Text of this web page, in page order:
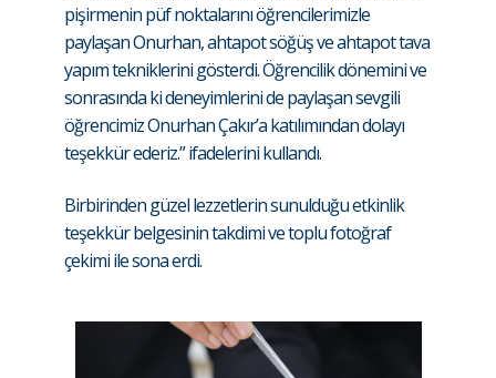
pişirmenin püf noktalarını öğrencilerimizle
paylaşan Onurhan, ahtapot söğüş ve ahtapot tava
yapım tekniklerini gösterdi. Öğrencilik dönemini ve
sonrasında ki deneyimlerini de paylaşan sevgili
öğrencimiz Onurhan Çakır’a katılımından dolayı
teşekkür ederiz.” ifadelerini kullandı.
Birbirinden güzel lezzetlerin sunulduğu etkinlik
teşekkür belgesinin takdimi ve toplu fotoğraf
çekimi ile sona erdi.